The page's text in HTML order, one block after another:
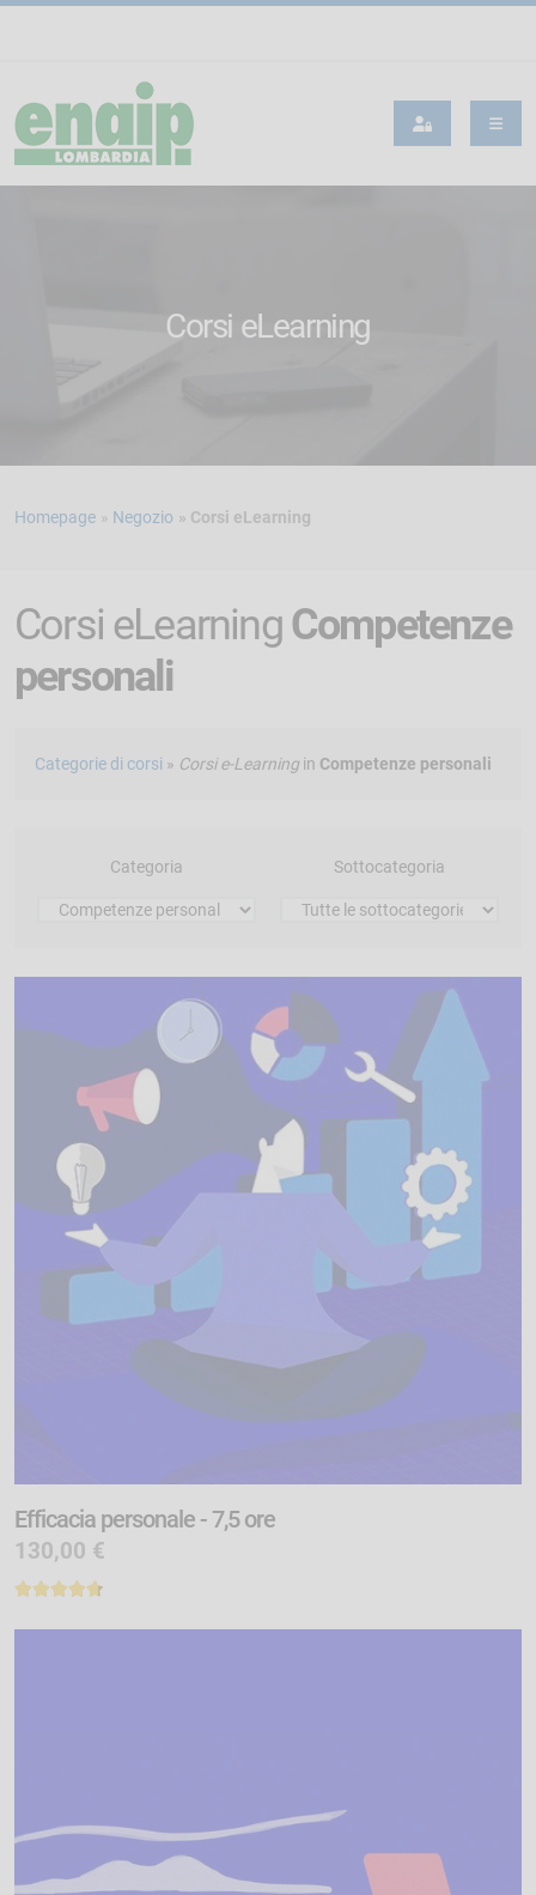
Corsi eLearning
Homepage Negozio Corsi eLearning
Corsi eLearningCompetenze
personali
Categorie di corsi » Corsi e-Learningin Competenze personali
Categoria Sottocategoria
Efficacia personale - 7,5 ore
130,00 €